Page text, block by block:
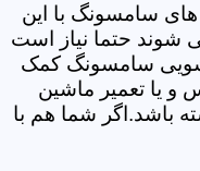
های سامسونگ با این
شوند حتما نیاز است
سامسونگ کمک
و یا تعمیر ماشین
باشد.اگر شما هم با